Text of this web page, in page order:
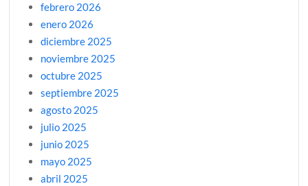
febrero 2026
enero 2026
diciembre 2025
noviembre 2025
octubre 2025
septiembre 2025
agosto 2025
julio 2025
junio 2025
mayo 2025
abril 2025